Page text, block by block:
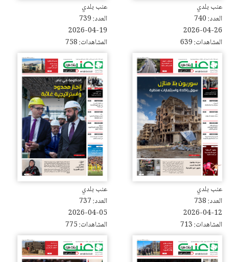
عنب بلدي
العدد: 740
2026-04-26
المشاهدات: 639
عنب بلدي
العدد: 739
2026-04-19
المشاهدات: 758
عنب بلدي
العدد: 738
2026-04-12
المشاهدات: 713
عنب بلدي
العدد: 737
2026-04-05
المشاهدات: 775